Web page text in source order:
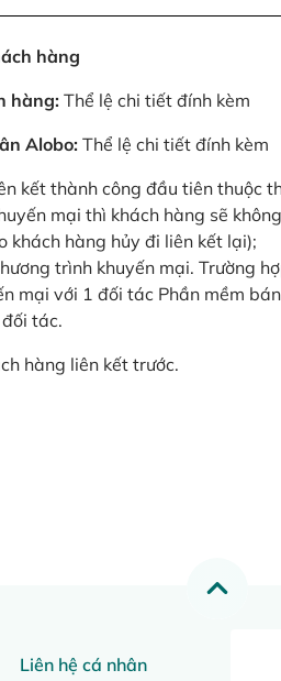
hàng
hàng: Thể lệ chi tiết đính kèm
Alobo: Thể lệ chi tiết đính kèm
kết thành công đầu tiên thuộc
mại thì khách hàng sẽ
khách hàng hủy đi liên kết lại);
trình khuyến mại. Trường
mại với 1 đối tác Phần mềm
tác.
hàng liên kết trước.
Liên hệ cá nhân